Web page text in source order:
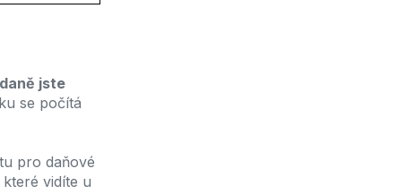
jste
se počítá
pro daňové
vidíte u